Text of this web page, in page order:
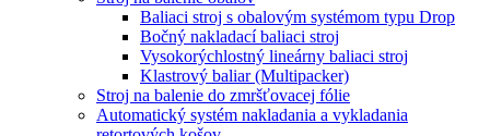
Baliaci stroj s obalovým systémom typu Drop
Bočný nakladací baliaci stroj
Vysokorýchlostný lineárny baliaci stroj
Klastrový baliar (Multipacker)
Stroj na balenie do zmršťovacej fólie
Automatický systém nakladania a vykladania